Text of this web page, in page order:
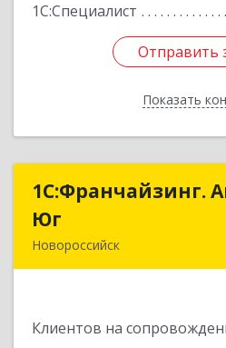
1С:Специалист
Отправить
Показать
Отправить
Назад
1С:Франчайзинг.
Юг
Новороссийск
Клиентов на